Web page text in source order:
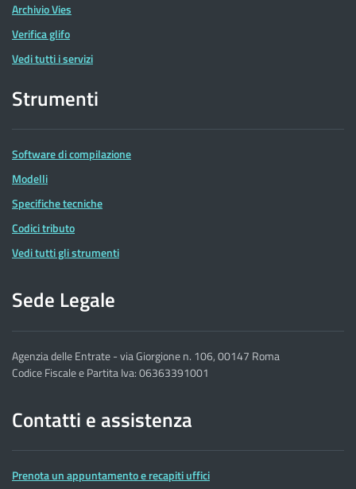
Archivio Vies
Verifica glifo
Vedi tutti i servizi
Strumenti
Software di compilazione
Modelli
Specifiche tecniche
Codici tributo
Vedi tutti gli strumenti
Sede Legale
Agenzia delle Entrate - via Giorgione n. 106, 00147 Roma
Codice Fiscale e Partita Iva: 06363391001
Contatti e assistenza
Prenota un appuntamento e recapiti uffici